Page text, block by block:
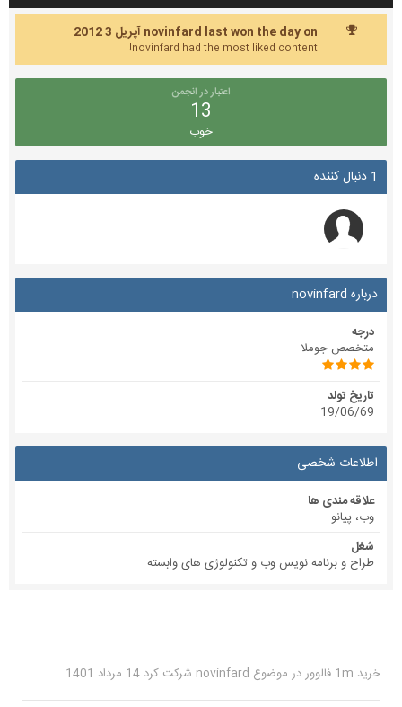
novinfard last won the day on آپریل 3 2012
novinfard had the most liked content!
اعتبار در انجمن
13
خوب
1 دنبال کننده
درباره novinfard
درجه
متخصص جوملا
تاریخ تولد
19/06/69
اطلاعات شخصی
علاقه مندی ها
وب، پیانو
شغل
طراح و برنامه نویس وب و تکنولوژی های وابسته
خرید 1m فالوور در موضوع novinfard شرکت کرد 14 مرداد 1401